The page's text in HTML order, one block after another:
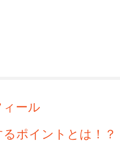
ール
ポイントとは！？